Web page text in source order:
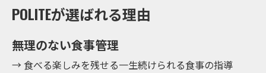
POLITEが選ばれる理由
無理のない食事管理
→ 食べる楽しみを残せる一生続けられる食事の指導